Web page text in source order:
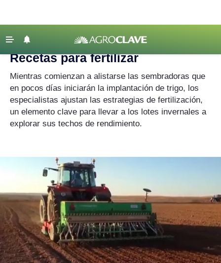
Ganadería
Lechería
Regionales
Agronegocios
Mercados
‹ VOLVER
Agroclave
Recetas para fertilizar
Mientras comienzan a alistarse las sembradoras que
en pocos días iniciarán la implantación de trigo, los
especialistas ajustan las estrategias de fertilización,
un elemento clave para llevar a los lotes invernales a
explorar sus techos de rendimiento.